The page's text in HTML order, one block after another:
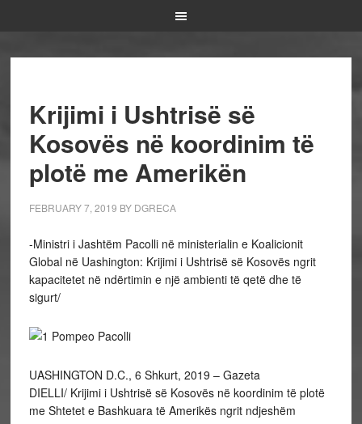
Krijimi i Ushtrisë së
Kosovës në koordinim të
plotë me Amerikën
FEBRUARY 7, 2019 BY DGRECA
-Ministri i Jashtëm Pacolli në ministerialin e Koalicionit
Global në Uashington: Krijimi i Ushtrisë së Kosovës ngrit
kapacitetet në ndërtimin e një ambienti të qetë dhe të
sigurt/
UASHINGTON D.C., 6 Shkurt, 2019 – Gazeta
DIELLI/ Krijimi i Ushtrisë së Kosovës në koordinim të plotë
me Shtetet e Bashkuara të Amerikës ngrit ndjeshëm